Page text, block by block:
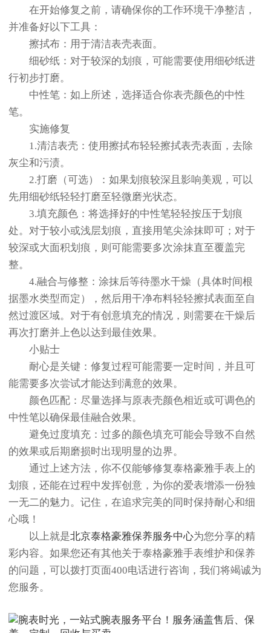
在开始修复之前，请确保你的工作环境干净整洁，
并准备好以下工具：
擦拭布：用于清洁表壳表面。
细砂纸：对于较深的划痕，可能需要使用细砂纸进
行初步打磨。
中性笔：如上所述，选择适合你表壳颜色的中性
笔。
实施修复
1.清洁表壳：使用擦拭布轻轻擦拭表壳表面，去除
灰尘和污渍。
2.打磨（可选）：如果划痕较深且影响美观，可以
先用细砂纸轻轻打磨至轻微磨光状态。
3.填充颜色：将选择好的中性笔轻轻按压于划痕
处。对于较小或浅层划痕，直接用笔尖涂抹即可；对于
较深或大面积划痕，则可能需要多次涂抹直至覆盖完
整。
4.融合与修整：涂抹后等待墨水干燥（具体时间根
据墨水类型而定），然后用干净布料轻轻擦拭表面至自
然过渡区域。对于有创意填充的情况，则需要在干燥后
再次打磨并上色以达到最佳效果。
小贴士
耐心是关键：修复过程可能需要一定时间，并且可
能需要多次尝试才能达到满意的效果。
颜色匹配：尽量选择与原表壳颜色相近或可调色的
中性笔以确保最佳融合效果。
避免过度填充：过多的颜色填充可能会导致不自然
的效果或后期磨损时出现明显的边界。
通过上述方法，你不仅能够修复泰格豪雅手表上的
划痕，还能在过程中发挥创意，为你的爱表增添一份独
一无二的魅力。记住，在追求完美的同时保持耐心和细
心哦！
以上就是北京泰格豪雅保养服务中心为您分享的精
彩内容。如果您还有其他关于泰格豪雅手表维护和保养
的问题，可以拨打页面400电话进行咨询，我们将竭诚为
您服务。